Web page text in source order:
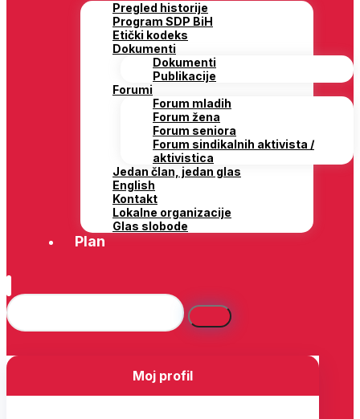
Pregled historije
Program SDP BiH
Etički kodeks
Dokumenti
Dokumenti
Publikacije
Forumi
Forum mladih
Forum žena
Forum seniora
Forum sindikalnih aktivista /
aktivistica
Jedan član, jedan glas
English
Kontakt
Lokalne organizacije
Glas slobode
Plan
Moj profil